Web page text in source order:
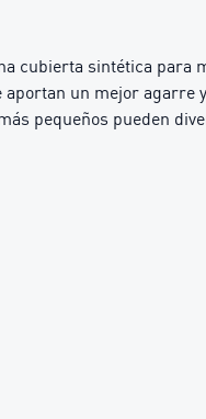
cubierta sintética
un mejor agarre
pequeños pueden